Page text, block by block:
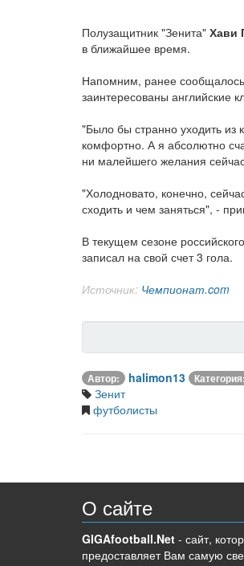
Полузащитник "Зенита" Хави
в ближайшее время.
Напомним, ранее сообщалось
заинтересованы английские
"Было бы странно уходить из
комфортно. А я абсолютно
ни малейшего желания
"Холодновато, конечно,
сходить и чем заняться", -
В текущем сезоне
записал на свой счет 3 гола.
Источник: Чемпионат.com
Автор: halimon13 Категория:
Зенит
футболисты
О сайте
GIGAfootball.Net - сайт,
предоставляет Вам самую